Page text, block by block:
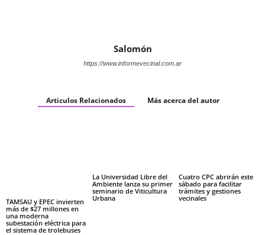
Salomón
https://www.informevecinal.com.ar
Articulos Relacionados Más acerca del autor
TAMSAU y EPEC invierten
más de $27 millones en
una moderna
subestación eléctrica para
el sistema de trolebuses
La Universidad Libre del
Ambiente lanza su primer
seminario de Viticultura
Urbana
Cuatro CPC abrirán este
sábado para facilitar
trámites y gestiones
vecinales